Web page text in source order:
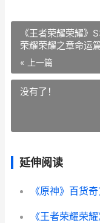
《王者荣耀荣耀》
荣耀荣耀之章命运
« 上一篇
没有了！
延伸阅读